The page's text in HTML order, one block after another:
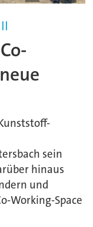
sein
hinaus
und
Working-Space